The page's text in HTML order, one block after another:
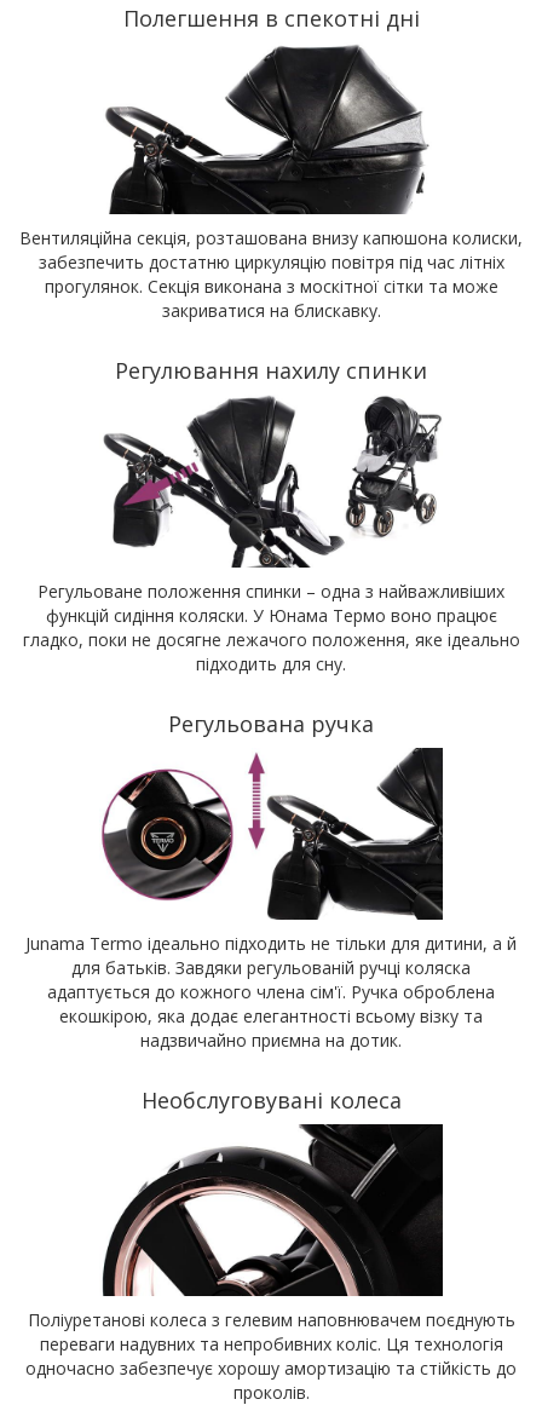
Полегшення в спекотні дні
Вентиляційна секція, розташована внизу капюшона колиски,
забезпечить достатню циркуляцію повітря під час літніх
прогулянок. Секція виконана з москітної сітки та може
закриватися на блискавку.
Регулювання нахилу спинки
Регульоване положення спинки – одна з найважливіших
функцій сидіння коляски. У Юнама Термо воно працює
гладко, поки не досягне лежачого положення, яке ідеально
підходить для сну.
Регульована ручка
Junama Termo ідеально підходить не тільки для дитини, а й
для батьків. Завдяки регульованій ручці коляска
адаптується до кожного члена сім'ї. Ручка оброблена
екошкірою, яка додає елегантності всьому візку та
надзвичайно приємна на дотик.
Необслуговувані колеса
Поліуретанові колеса з гелевим наповнювачем поєднують
переваги надувних та непробивних коліс. Ця технологія
одночасно забезпечує хорошу амортизацію та стійкість до
проколів.